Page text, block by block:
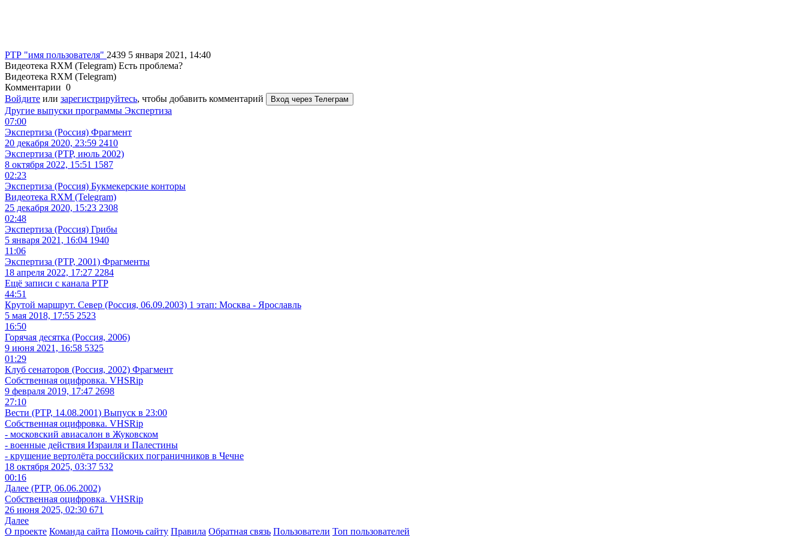
РТР "имя пользователя" 2439 5 января 2021, 14:40
Видеотека RXM (Telegram) Есть проблема?
Видеотека RXM (Telegram)
Комментарии 0
Войдите или зарегистрируйтесь, чтобы добавить комментарий Вход через Телеграм
Другие выпуски программы Экспертиза
07:00
Экспертиза (Россия) Фрагмент
20 декабря 2020, 23:59 2410
Экспертиза (РТР, июль 2002)
8 октября 2022, 15:51 1587
02:23
Экспертиза (Россия) Букмекерские конторы
Видеотека RXM (Telegram)
25 декабря 2020, 15:23 2308
02:48
Экспертиза (Россия) Грибы
5 января 2021, 16:04 1940
11:06
Экспертиза (РТР, 2001) Фрагменты
18 апреля 2022, 17:27 2284
Ещё записи с канала РТР
44:51
Крутой маршрут. Север (Россия, 06.09.2003) 1 этап: Москва - Ярославль
5 мая 2018, 17:55 2523
16:50
Горячая десятка (Россия, 2006)
9 июня 2021, 16:58 5325
01:29
Клуб сенаторов (Россия, 2002) Фрагмент
Собственная оцифровка. VHSRip
9 февраля 2019, 17:47 2698
27:10
Вести (РТР, 14.08.2001) Выпуск в 23:00
Собственная оцифровка. VHSRip
- московский авиасалон в Жуковском
- военные действия Израиля и Палестины
- крушение вертолёта российских пограничников в Чечне
18 октября 2025, 03:37 532
00:16
Далее (РТР, 06.06.2002)
Собственная оцифровка. VHSRip
26 июня 2025, 02:30 671
Далее
О проекте Команда сайта Помочь сайту Правила Обратная связь Пользователи Топ пользователей